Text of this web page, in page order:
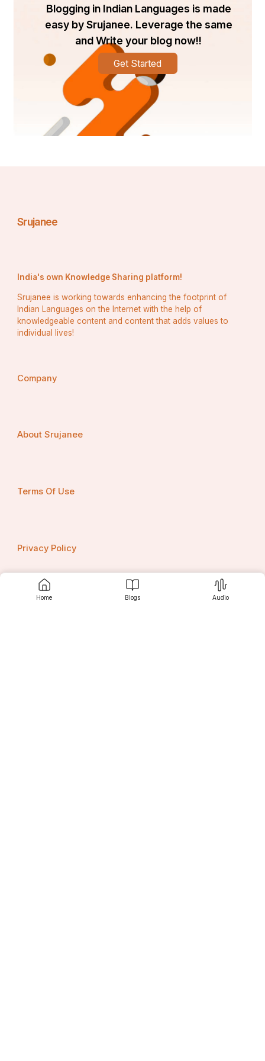
Home Blogs Audio
ହନୁମାନ ନଗର ଆସ୍କା ରୋଡ଼
ବ୍ରହ୍ମପୁର ଗଞ୍ଜାମ !!
Blogging in Indian Languages is made
easy by Srujanee. Leverage the same
and Write your blog now!!
Get Started
Srujanee
India's own Knowledge Sharing platform!
Srujanee is working towards enhancing the footprint of
Indian Languages on the Internet with the help of
knowledgeable content and content that adds values to
individual lives!
Company
About Srujanee
Terms Of Use
Privacy Policy